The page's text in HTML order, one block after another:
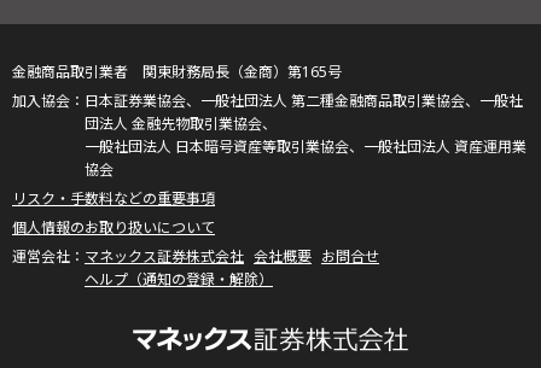
金融商品取引業者 関東財務局長（金商）第165号
日本証券業協会、一般社団法人 第二種金融商品取引業協会、一般社
団法人 金融先物取引業協会、
一般社団法人 日本暗号資産等取引業協会、一般社団法人 資産運用業
協会
リスク・手数料などの重要事項
個人情報のお取り扱いについて
マネックス証券株式会社 会社概要 お問合せ
ヘルプ（通知の登録・解除）